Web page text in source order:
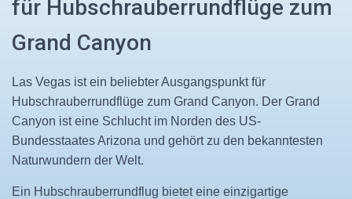
für Hubschrauberrundflüge zum
Grand Canyon
Las Vegas ist ein beliebter Ausgangspunkt für
Hubschrauberrundflüge zum Grand Canyon. Der Grand
Canyon ist eine Schlucht im Norden des US-
Bundesstaates Arizona und gehört zu den bekanntesten
Naturwundern der Welt.
Ein Hubschrauberrundflug bietet eine einzigartige